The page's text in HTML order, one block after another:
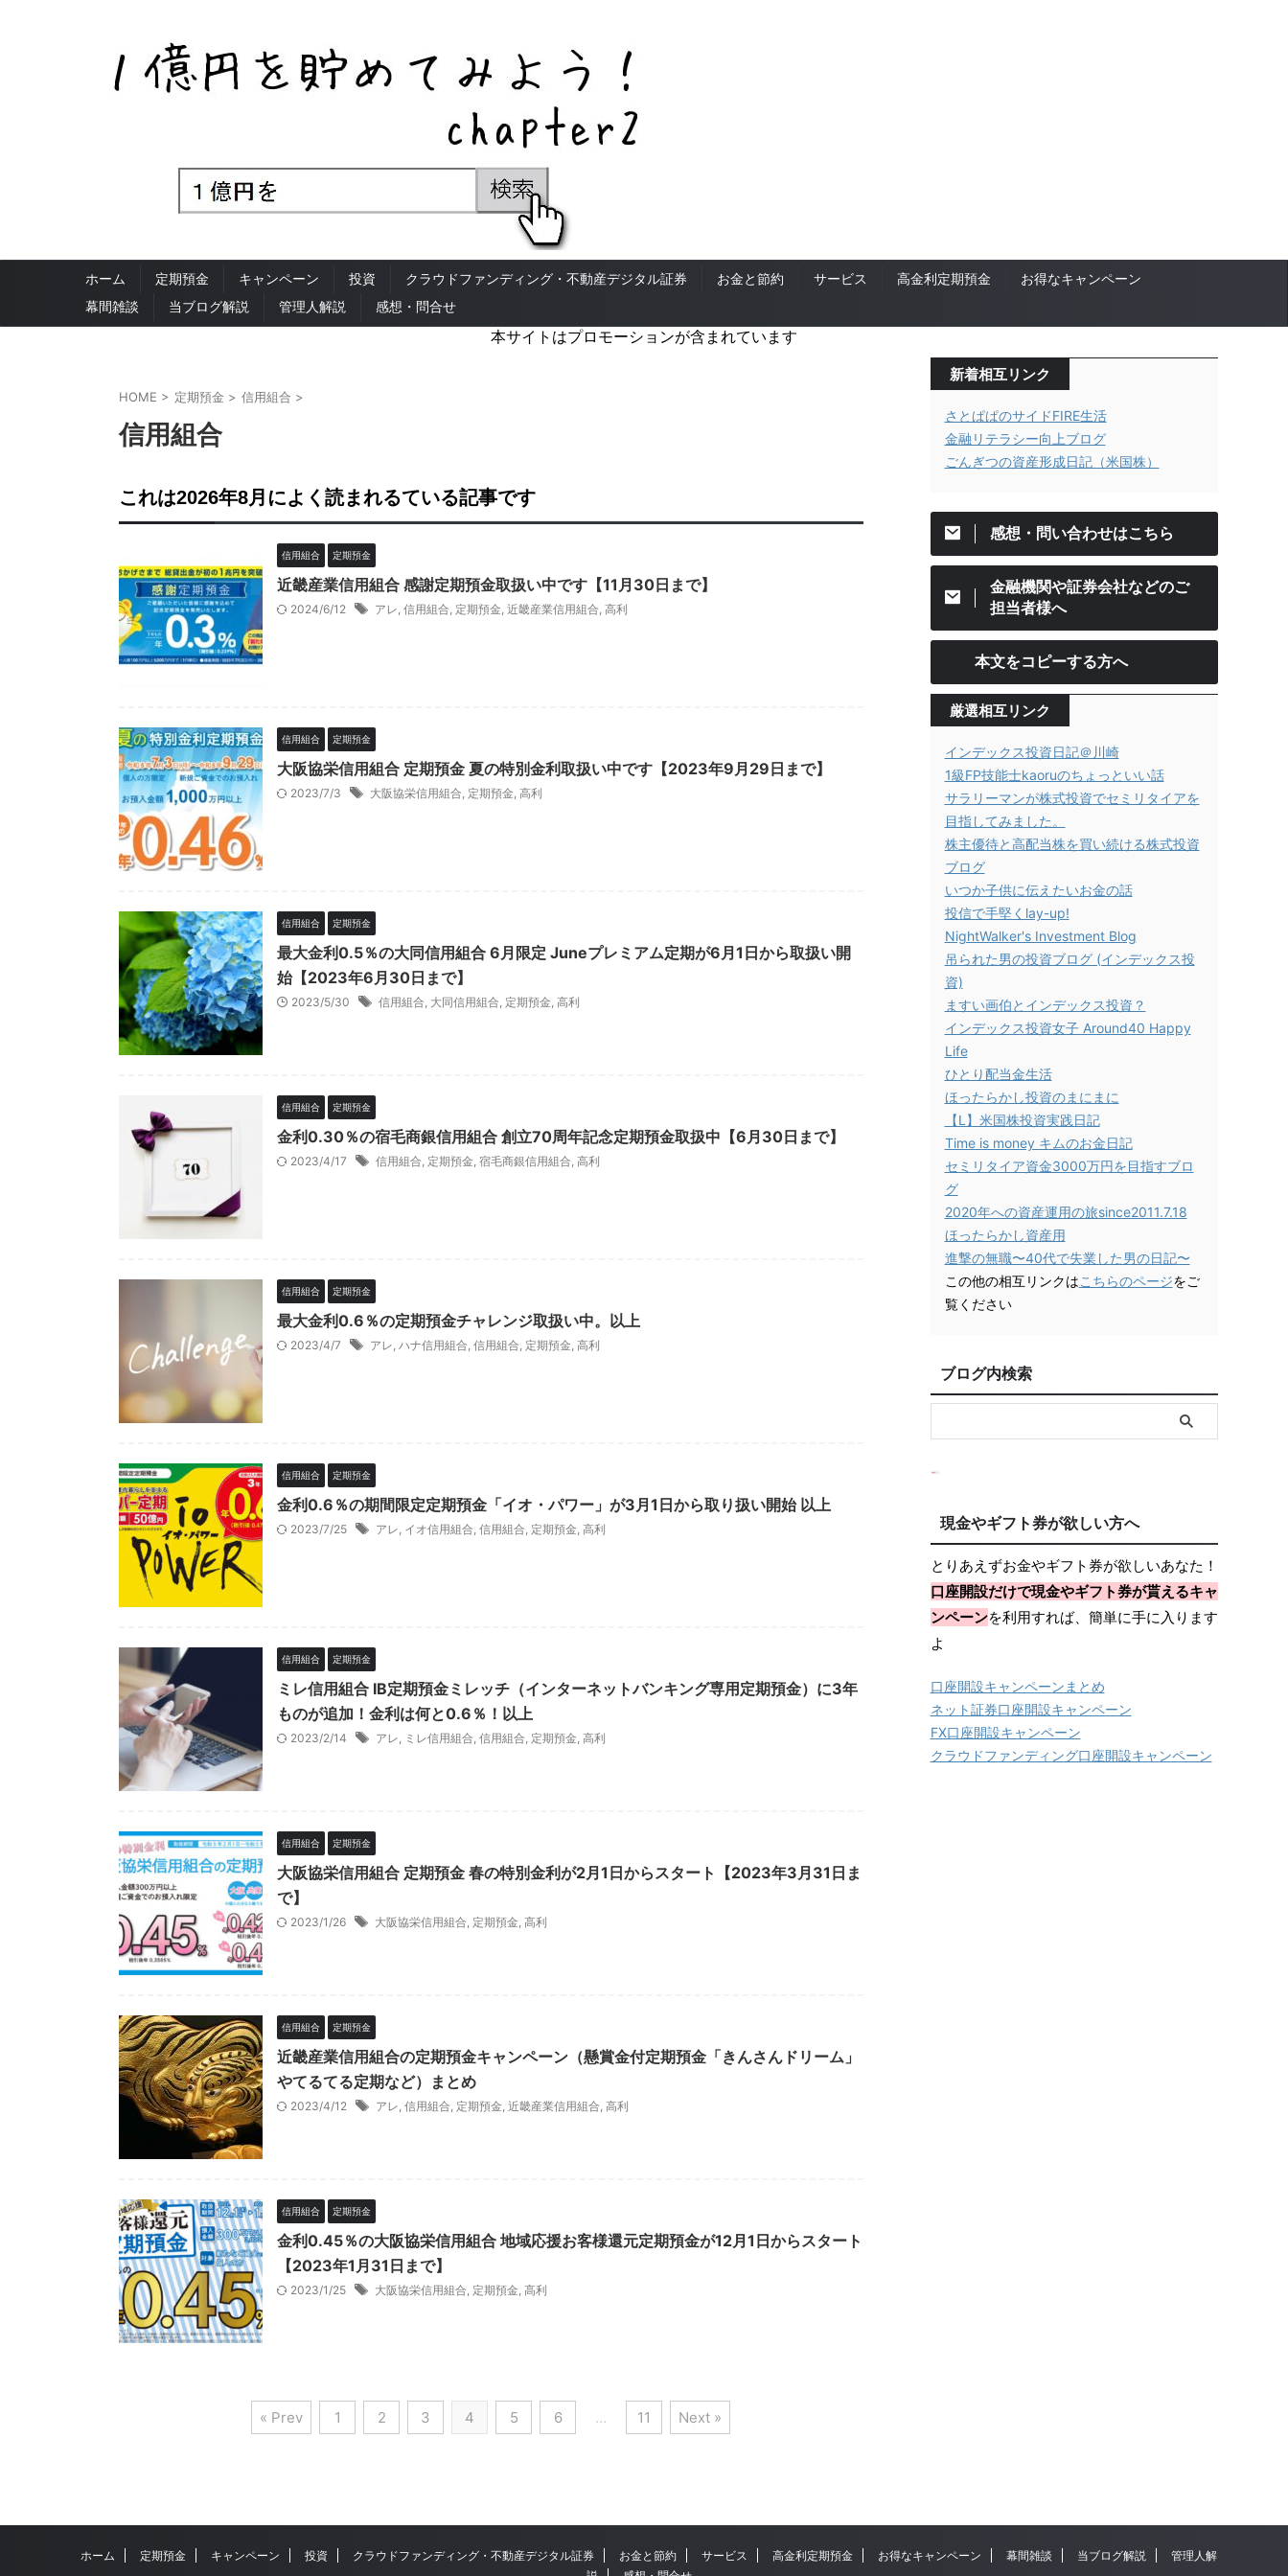
ホーム 定期預金 キャンペーン 投資 クラウドファンディング・不動産デジタル証券 お金と節約 サービス 高金利定期預金
お得なキャンペーン
幕間雑談
当ブログ解説 管理人解説 感想・問合せ
本サイトはプロモーションが含まれています
HOME > 定期預金 > 信用組合 >
信用組合
これは2026年8月によく読まれるている記事です
信用組合 定期預金
近畿産業信用組合 感謝定期預金取扱い中です【11月30日まで】
2024/6/12 アレ, 信用組合, 定期預金, 近畿産業信用組合, 高利
信用組合 定期預金
大阪協栄信用組合 定期預金 夏の特別金利取扱い中です【2023年9月29日まで】
2023/7/3 大阪協栄信用組合, 定期預金, 高利
信用組合 定期預金
最大金利0.5％の大同信用組合 6月限定 Juneプレミアム定期が6月1日から取扱い開
始【2023年6月30日まで】
2023/5/30 信用組合, 大同信用組合, 定期預金, 高利
信用組合 定期預金
金利0.30％の宿毛商銀信用組合 創立70周年記念定期預金取扱中【6月30日まで】
2023/4/17 信用組合, 定期預金, 宿毛商銀信用組合, 高利
信用組合 定期預金
最大金利0.6％の定期預金チャレンジ取扱い中。以上
2023/4/7 アレ, ハナ信用組合, 信用組合, 定期預金, 高利
信用組合 定期預金
金利0.6％の期間限定定期預金「イオ・パワー」が3月1日から取り扱い開始 以上
2023/7/25 アレ, イオ信用組合, 信用組合, 定期預金, 高利
信用組合 定期預金
ミレ信用組合 IB定期預金ミレッチ（インターネットバンキング専用定期預金）に3年
ものが追加！金利は何と0.6％！以上
2023/2/14 アレ, ミレ信用組合, 信用組合, 定期預金, 高利
信用組合 定期預金
大阪協栄信用組合 定期預金 春の特別金利が2月1日からスタート【2023年3月31日ま
で】
2023/1/26 大阪協栄信用組合, 定期預金, 高利
信用組合 定期預金
近畿産業信用組合の定期預金キャンペーン（懸賞金付定期預金「きんさんドリーム」
やてるてる定期など）まとめ
2023/4/12 アレ, 信用組合, 定期預金, 近畿産業信用組合, 高利
信用組合 定期預金
金利0.45％の大阪協栄信用組合 地域応援お客様還元定期預金が12月1日からスタート
【2023年1月31日まで】
2023/1/25 大阪協栄信用組合, 定期預金, 高利
« Prev 1 2 3 4 5 6 … 11 Next »
新着相互リンク
さとぱぱのサイドFIRE生活
金融リテラシー向上ブログ
ごんぎつの資産形成日記（米国株）
感想・問い合わせはこちら
金融機関や証券会社などのご
担当者様へ
本文をコピーする方へ
厳選相互リンク
インデックス投資日記＠川崎
1級FP技能士kaoruのちょっといい話
サラリーマンが株式投資でセミリタイアを
目指してみました。
株主優待と高配当株を買い続ける株式投資
ブログ
いつか子供に伝えたいお金の話
投信で手堅くlay-up!
NightWalker's Investment Blog
吊られた男の投資ブログ (インデックス投
資)
ますい画伯とインデックス投資？
インデックス投資女子 Around40 Happy
Life
ひとり配当金生活
ほったらかし投資のまにまに
【L】米国株投資実践日記
Time is money キムのお金日記
セミリタイア資金3000万円を目指すブロ
グ
2020年への資産運用の旅since2011.7.18
ほったらかし資産用
進撃の無職〜40代で失業した男の日記〜
この他の相互リンクはこちらのページをご
覧ください
ブログ内検索
現金やギフト券が欲しい方へ
とりあえずお金やギフト券が欲しいあなた！
口座開設だけで現金やギフト券が貰えるキャ
ンペーンを利用すれば、簡単に手に入ります
よ
口座開設キャンペーンまとめ
ネット証券口座開設キャンペーン
FX口座開設キャンペーン
クラウドファンディング口座開設キャンペーン
ホーム 定期預金 キャンペーン 投資 クラウドファンディング・不動産デジタル証券 お金と節約 サービス 高金利定期預金 お得なキャンペーン 幕間雑談 当ブログ解説
管理人解